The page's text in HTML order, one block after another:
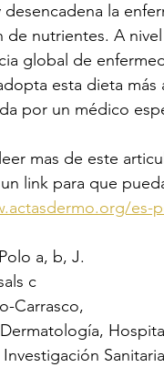
desencadena la
de nutrientes. A
global de
esta dieta
por un médico
mas de este
link para que
es-
a, b, J.
c
Carrasco,